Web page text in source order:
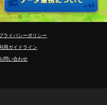
ライバシーポリシー
用ガイドライン
問い合わせ